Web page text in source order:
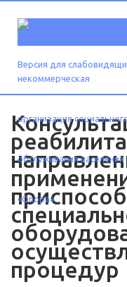
Версия для
процедур